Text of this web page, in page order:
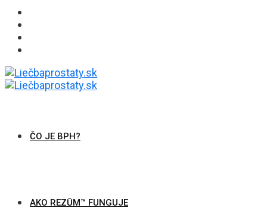
ČO JE BPH?
AKO REZŪM™ FUNGUJE